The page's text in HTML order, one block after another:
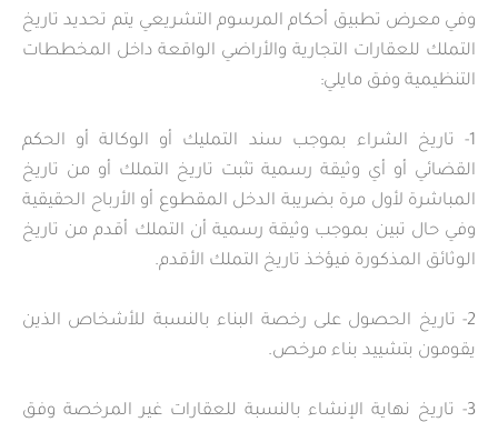
وفي معرض تطبيق أحكام المرسوم التشريعي يتم تحديد تاريخ
التملك للعقارات التجارية والأراضي الواقعة داخل المخططات
التنظيمية وفق مايلي:
1- تاريخ الشراء بموجب سند التمليك أو الوكالة أو الحكم
القضائي أو أي وثيقة رسمية تثبت تاريخ التملك أو من تاريخ
المباشرة لأول مرة بضريبة الدخل المقطوع أو الأرباح الحقيقية
وفي حال تبين بموجب وثيقة رسمية أن التملك أقدم من تاريخ
الوثائق المذكورة فيؤخذ تاريخ التملك الأقدم.
2- تاريخ الحصول على رخصة البناء بالنسبة للأشخاص الذين
يقومون بتشييد بناء مرخص.
3- تاريخ نهاية الإنشاء بالنسبة للعقارات غير المرخصة وفق